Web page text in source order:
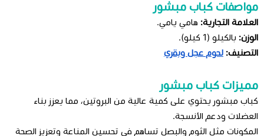
مواصفات كباب مبشور
العلامة التجارية: هامي يامي.
الوزن: بالكيلو (1 كيلو).
التصنيف: لحوم عجل وبقري
مميزات كباب مبشور
كباب مبشور يحتوي على كمية عالية من البروتين، مما يعزز بناء
العضلات ودعم الأنسجة.
المكونات مثل الثوم والبصل تساهم في تحسين المناعة وتعزيز الصحة